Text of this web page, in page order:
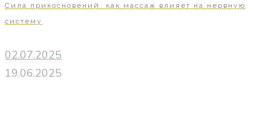
Сила прикосновений: как массаж влияет на нервную
систему
02.07.2025
19.06.2025